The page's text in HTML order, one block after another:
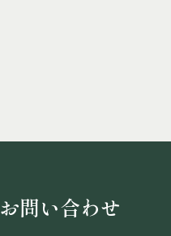
お問い合わせ